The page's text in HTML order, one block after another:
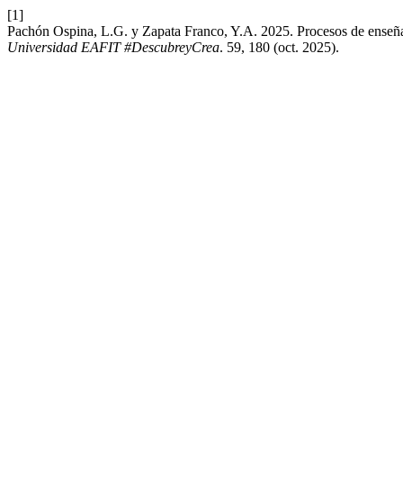
[1]
Pachón Ospina, L.G. y Zapata Franco, Y.A. 2025. Procesos de
Universidad EAFIT #DescubreyCrea. 59, 180 (oct. 2025).